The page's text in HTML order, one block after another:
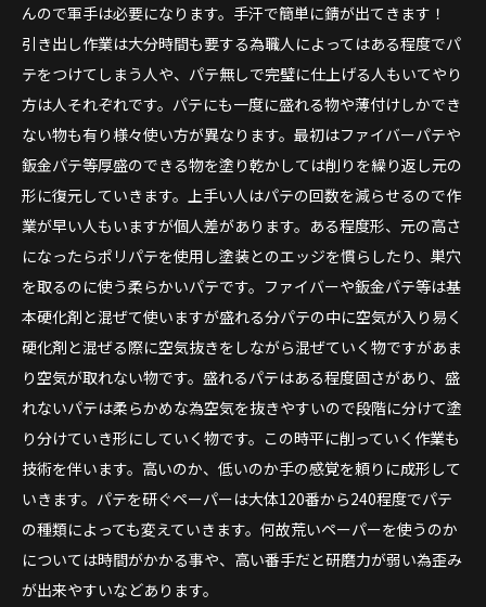
んので軍手は必要になります。手汗で簡単に錆が出てきます！
引き出し作業は大分時間も要する為職人によってはある程度でパ
テをつけてしまう人や、パテ無しで完璧に仕上げる人もいてやり
方は人それぞれです。パテにも一度に盛れる物や薄付けしかでき
ない物も有り様々使い方が異なります。最初はファイバーパテや
鈑金パテ等厚盛のできる物を塗り乾かしては削りを繰り返し元の
形に復元していきます。上手い人はパテの回数を減らせるので作
業が早い人もいますが個人差があります。ある程度形、元の高さ
になったらポリパテを使用し塗装とのエッジを慣らしたり、巣穴
を取るのに使う柔らかいパテです。ファイバーや鈑金パテ等は基
本硬化剤と混ぜて使いますが盛れる分パテの中に空気が入り易く
硬化剤と混ぜる際に空気抜きをしながら混ぜていく物ですがあま
り空気が取れない物です。盛れるパテはある程度固さがあり、盛
れないパテは柔らかめな為空気を抜きやすいので段階に分けて塗
り分けていき形にしていく物です。この時平に削っていく作業も
技術を伴います。高いのか、低いのか手の感覚を頼りに成形して
いきます。パテを研ぐペーパーは大体120番から240程度でパテ
の種類によっても変えていきます。何故荒いペーパーを使うのか
については時間がかかる事や、高い番手だと研磨力が弱い為歪み
が出来やすいなどあります。